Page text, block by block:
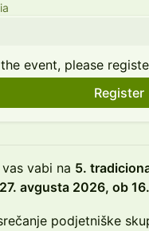
event, please
Register
vabi na 5.
avgusta 2026, ob
podjetniške